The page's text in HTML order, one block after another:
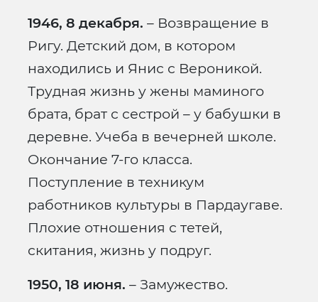
1946, 8 декабря. – Возвращение в
Ригу. Детский дом, в котором
находились и Янис с Вероникой.
Трудная жизнь у жены маминого
брата, брат с сестрой – у бабушки в
деревне. Учеба в вечерней школе.
Окончание 7-го класса.
Поступление в техникум
работников культуры в Пардаугаве.
Плохие отношения с тетей,
скитания, жизнь у подруг.
1950, 18 июня. – Замужество.